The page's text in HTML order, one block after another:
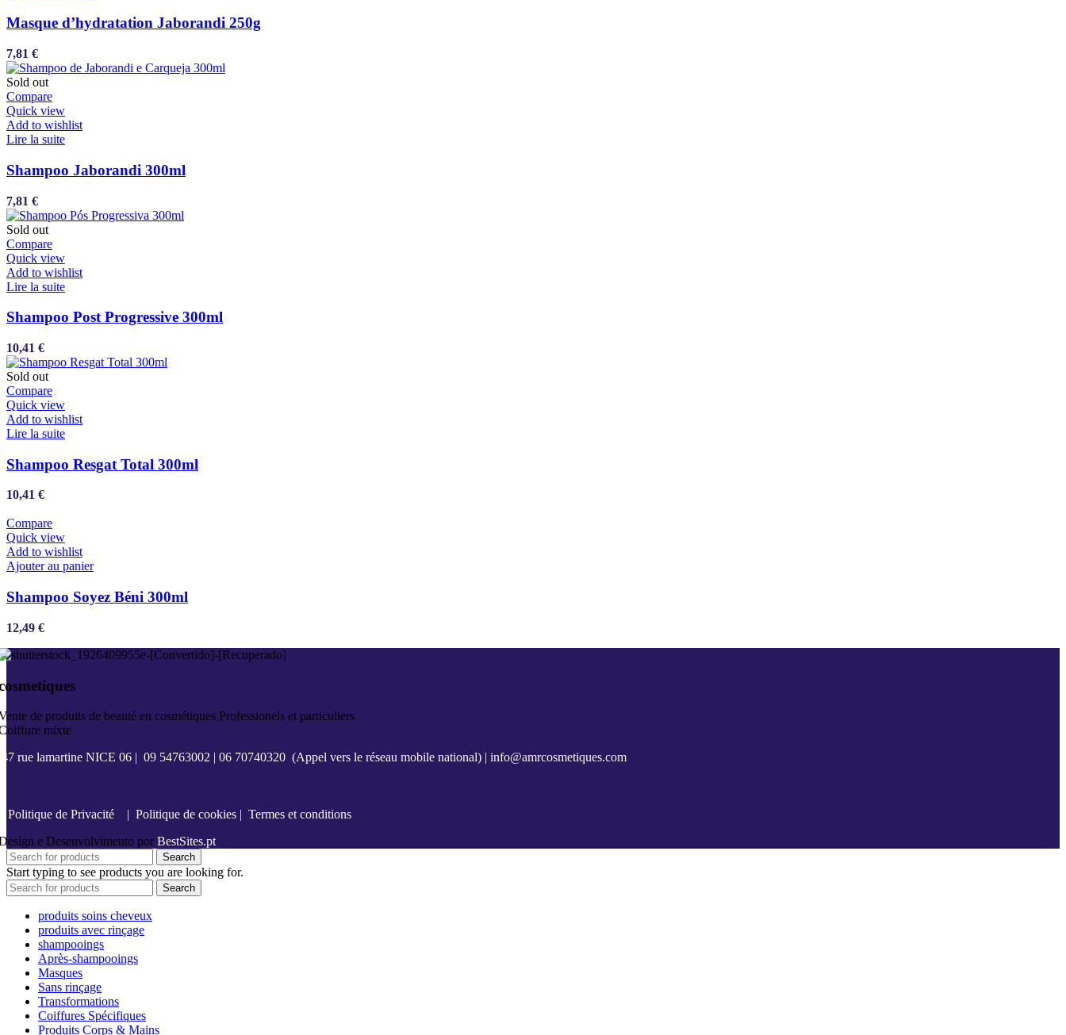
Masque d’hydratation Jaborandi 250g
7,81 €
Sold out
Compare
Quick view
Add to wishlist
Lire la suite
Shampoo Jaborandi 300ml
7,81 €
Sold out
Compare
Quick view
Add to wishlist
Lire la suite
Shampoo Post Progressive 300ml
10,41 €
Sold out
Compare
Quick view
Add to wishlist
Lire la suite
Shampoo Resgat Total 300ml
10,41 €
Compare
Quick view
Add to wishlist
Ajouter au panier
Shampoo Soyez Béni 300ml
12,49 €
de produits de beauté en cosmétiques Professionels et particuliers
mixte
47 rue lamartine NICE 06 | 09 54763002 | 06 70740320 (Appel vers le réseau mobile national) | info@amrcosmetiques.com
Politique de Privacité | Politique de cookies | Termes et conditions
e Desenvolvimento por BestSites.pt
Search
Start typing to see products you are looking for.
Search
produits soins cheveux
produits avec rinçage
shampooings
Après-shampooings
Masques
Sans rinçage
Transformations
Coiffures Spécifiques
Produits Corps & Mains